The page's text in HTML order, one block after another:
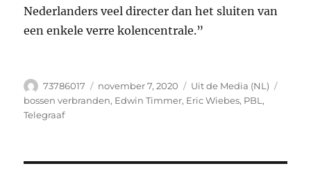
Nederlanders veel directer dan het sluiten van
een enkele verre kolencentrale.”
Auteur
73786017
Geplaatst
op
november 7, 2020 Categorieën
Uit de Media (NL)
bossen verbranden, Edwin Timmer, Eric Wiebes, PBL,
Telegraaf